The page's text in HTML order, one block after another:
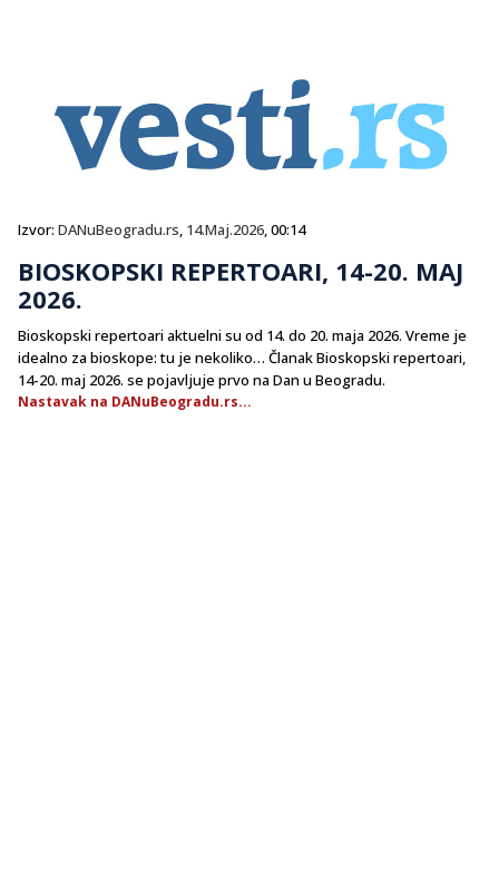
Izvor: DANuBeogradu.rs, 14.Maj.2026, 00:14
BIOSKOPSKI REPERTOARI, 14-20. MAJ
2026.
Bioskopski repertoari aktuelni su od 14. do 20. maja 2026. Vreme je
idealno za bioskope: tu je nekoliko… Članak Bioskopski repertoari,
14-20. maj 2026. se pojavljuje prvo na Dan u Beogradu.
Nastavak na DANuBeogradu.rs...